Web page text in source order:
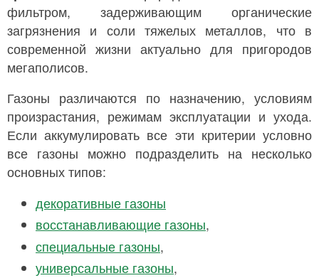
фильтром, задерживающим органические
загрязнения и соли тяжелых металлов, что в
современной жизни актуально для пригородов
мегаполисов.
Газоны различаются по назначению, условиям
произрастания, режимам эксплуатации и ухода.
Если аккумулировать все эти критерии условно
все газоны можно подразделить на несколько
основных типов:
декоративные газоны
восстанавливающие газоны,
специальные газоны,
универсальные газоны,